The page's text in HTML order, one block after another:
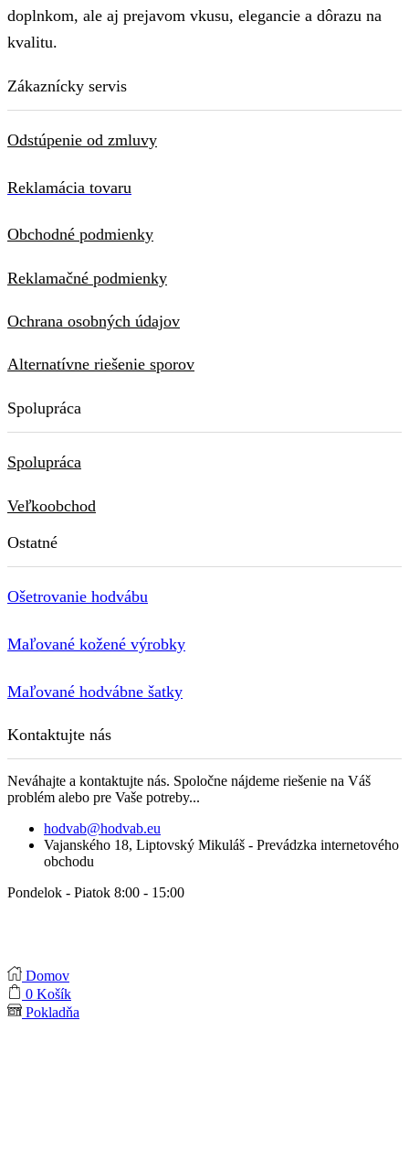
doplnkom, ale aj prejavom vkusu, elegancie a dôrazu na
kvalitu.
Zákaznícky servis
Odstúpenie od zmluvy
Reklamácia tovaru
Obchodné podmienky
Reklamačné podmienky
Ochrana osobných údajov
Alternatívne riešenie sporov
Spolupráca
Spolupráca
Veľkoobchod
Ostatné
Ošetrovanie hodvábu
Maľované kožené výrobky
Maľované hodvábne šatky
Kontaktujte nás
Neváhajte a kontaktujte nás. Spoločne nájdeme riešenie na Váš
problém alebo pre Vaše potreby...
hodvab@hodvab.eu
Vajanského 18, Liptovský Mikuláš - Prevádzka internetového
obchodu
Pondelok - Piatok 8:00 - 15:00
Domov
0 Košík
Pokladňa